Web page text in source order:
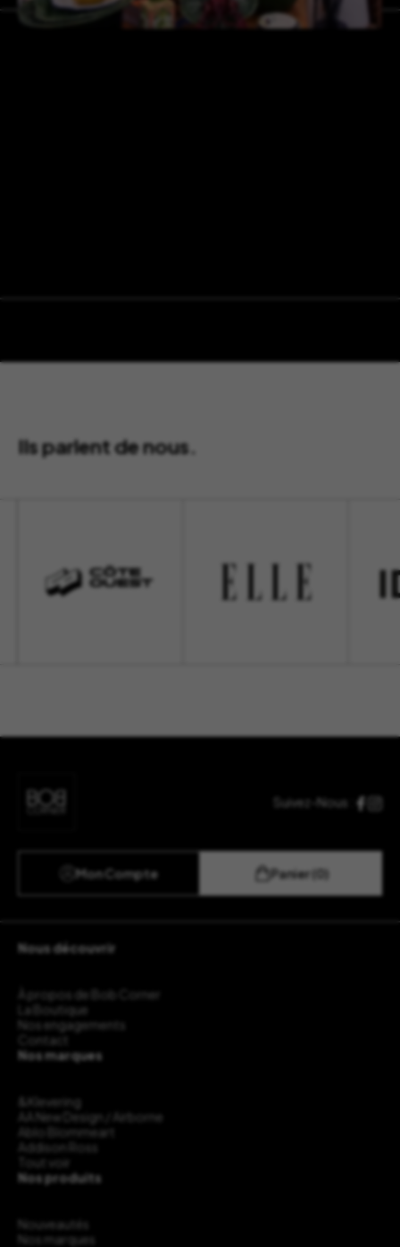
Ils parlent de nous.
Suivez-Nous :
Mon Compte Panier (0)
Nous découvrir
À propos de Bob Corner
La Boutique
Nos engagements
Contact
Nos marques
&Klevering
AA New Design / Airborne
Ablo Blommeart
Addison Ross
Tout voir
Nos produits
Nouveautés
Nos marques